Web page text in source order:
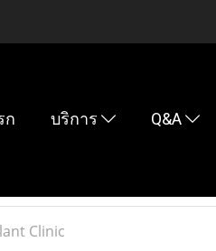
ก บริการ Q&A
Clinic